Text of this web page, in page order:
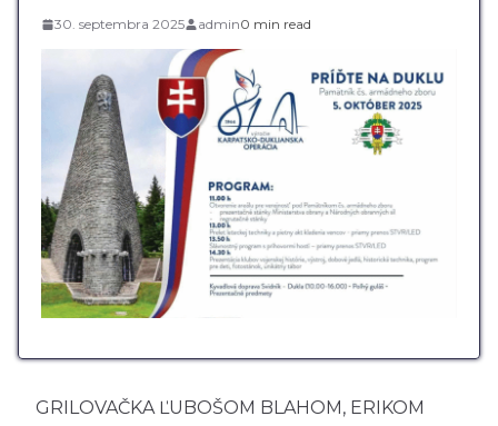
30. septembra 2025 admin0 min read
GRILOVAČKA ĽUBOŠOM BLAHOM, ERIKOM